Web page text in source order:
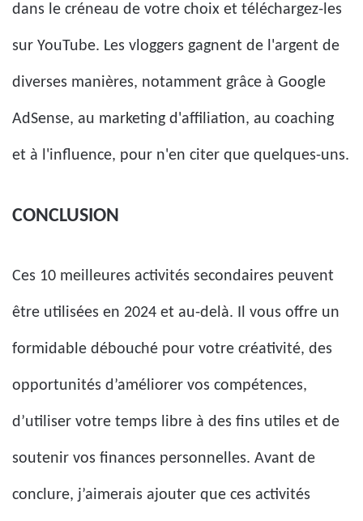
dans le créneau de votre choix et téléchargez-les
sur YouTube. Les vloggers gagnent de l'argent de
diverses manières, notamment grâce à Google
AdSense, au marketing d'affiliation, au coaching
et à l'influence, pour n'en citer que quelques-uns.
CONCLUSION
Ces 10 meilleures activités secondaires peuvent
être utilisées en 2024 et au-delà. Il vous offre un
formidable débouché pour votre créativité, des
opportunités d’améliorer vos compétences,
d’utiliser votre temps libre à des fins utiles et de
soutenir vos finances personnelles. Avant de
conclure, j’aimerais ajouter que ces activités